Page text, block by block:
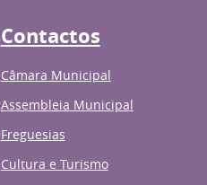
Contactos
Câmara Municipal
Assembleia Municipal
Freguesias
Cultura e Turismo